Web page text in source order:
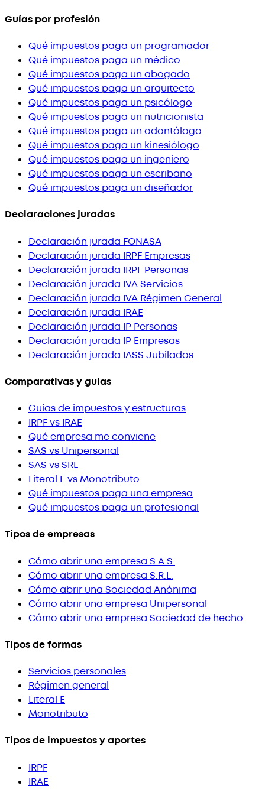
Guías por profesión
Qué impuestos paga un programador
Qué impuestos paga un médico
Qué impuestos paga un abogado
Qué impuestos paga un arquitecto
Qué impuestos paga un psicólogo
Qué impuestos paga un nutricionista
Qué impuestos paga un odontólogo
Qué impuestos paga un kinesiólogo
Qué impuestos paga un ingeniero
Qué impuestos paga un escribano
Qué impuestos paga un diseñador
Declaraciones juradas
Declaración jurada FONASA
Declaración jurada IRPF Empresas
Declaración jurada IRPF Personas
Declaración jurada IVA Servicios
Declaración jurada IVA Régimen General
Declaración jurada IRAE
Declaración jurada IP Personas
Declaración jurada IP Empresas
Declaración jurada IASS Jubilados
Comparativas y guías
Guías de impuestos y estructuras
IRPF vs IRAE
Qué empresa me conviene
SAS vs Unipersonal
SAS vs SRL
Literal E vs Monotributo
Qué impuestos paga una empresa
Qué impuestos paga un profesional
Tipos de empresas
Cómo abrir una empresa S.A.S.
Cómo abrir una empresa S.R.L.
Cómo abrir una Sociedad Anónima
Cómo abrir una empresa Unipersonal
Cómo abrir una empresa Sociedad de hecho
Tipos de formas
Servicios personales
Régimen general
Literal E
Monotributo
Tipos de impuestos y aportes
IRPF
IRAE